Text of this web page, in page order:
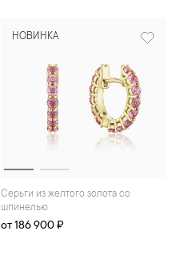
НОВИНКА
Серьги из желтого золота со
шпинелью
от 186 900 ₽